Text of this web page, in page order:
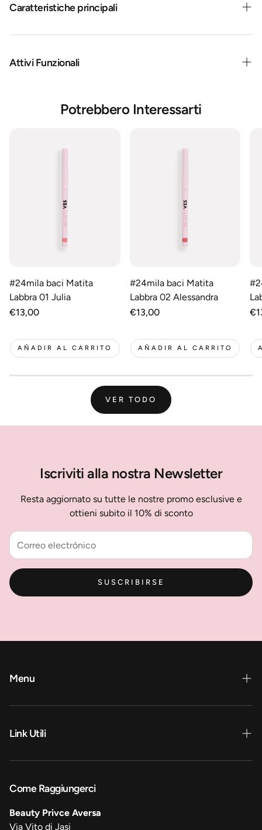
Caratteristiche principali
Attivi Funzionali
Potrebbero Interessarti
#24mila baci Matita
Labbra 01 Julia
Precio
€13,00
AÑADIR AL CARRITO
#24mila baci Matita
Labbra 02 Alessandra
Precio
€13,00
AÑADIR AL CARRITO
VER TODO
Iscriviti alla nostra Newsletter
Resta aggiornato su tutte le nostre promo esclusive e
ottieni subito il 10% di sconto
SUSCRIBIRSE
Menu
Home
BeautyPrice®
Tutti i Prodotti
Link Utili
Privacy Policy
Resi e Rimborsi
Termini e Servizi
Come Raggiungerci
Beauty Privce Aversa
Via Vito di Jasi